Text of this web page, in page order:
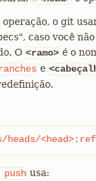
o git
caso você
O <ramo> é o
e
heads/
push usa: